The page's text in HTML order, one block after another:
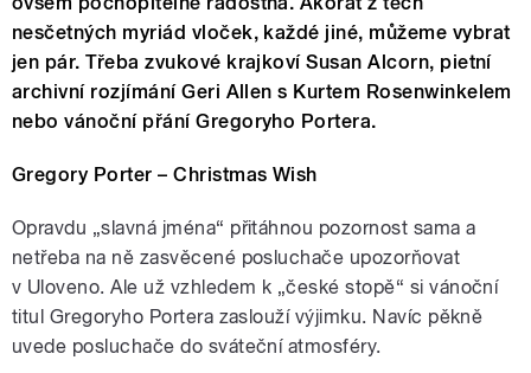
nesčetných myriád vloček, každé jiné, můžeme vybrat
jen pár. Třeba zvukové krajkoví Susan Alcorn, pietní
archivní rozjímání Geri Allen s Kurtem Rosenwinkelem
nebo vánoční přání Gregoryho Portera.
Gregory Porter – Christmas Wish
Opravdu „slavná jména“ přitáhnou pozornost sama a
netřeba na ně zasvěcené posluchače upozorňovat
v Uloveno. Ale už vzhledem k „české stopě“ si vánoční
titul Gregoryho Portera zaslouží výjimku. Navíc pěkně
uvede posluchače do sváteční atmosféry.